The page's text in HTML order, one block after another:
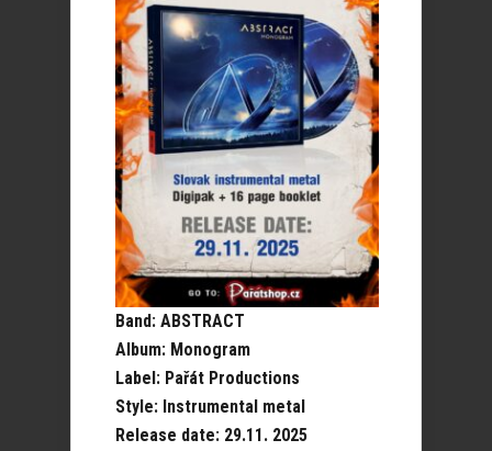
Band: ABSTRACT
Album: Monogram
Label: Pařát Productions
Style: Instrumental metal
Release date: 29.11. 2025